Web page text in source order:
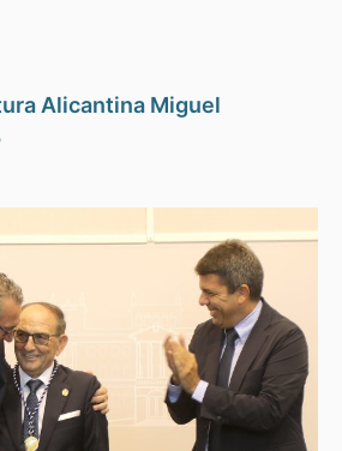
Alicantina Miguel